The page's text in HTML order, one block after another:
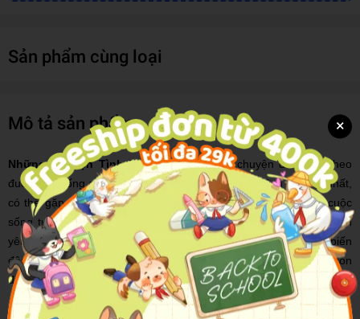
Sản phẩm cùng loại
Mô tả sản phẩm
Những Chuyện Tình Thế Kỷ Mớilà câu chuyện dốc lòng theo
đuổi cuộc sống xứng đáng của những con người bình thường nhất,
có thể gặp ở bất cứ đâu trên cõi đời này. Họ khao khát một cuộc
sống tự do và bất chấp tất cả để theo đuổi thứ tự do ấy. Mà tình
yêu chính là tột đỉnh của tự do. Nhưng giữa thế kỷ mới đầy biến
động và phức tạp, chủ nghĩa vật chất lên ngôi, trên trái đất còn
được bao nhiêu người tin vào tình yêu?
Các nhân vật trong cuốn tiểu thuyết này đều có mối liên hệ ngầm
×